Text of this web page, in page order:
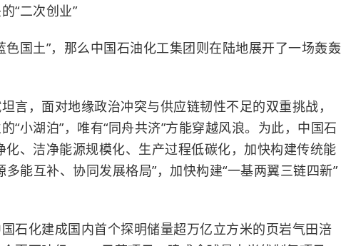
“二次创业”
色国土”，那么中国石油化工集团则在陆地展开了一场轰轰
言，面对地缘政治冲突与供应链韧性不足的双重挑战，
“小湖泊”，唯有“同舟共济”方能穿越风浪。为此，中国石
化、洁净能源规模化、生产过程低碳化，加快构建传统能
多能互补、协同发展格局”，加快构建“一基两翼三链四新”
石化建成国内首个探明储量超万亿立方米的页岩气田涪